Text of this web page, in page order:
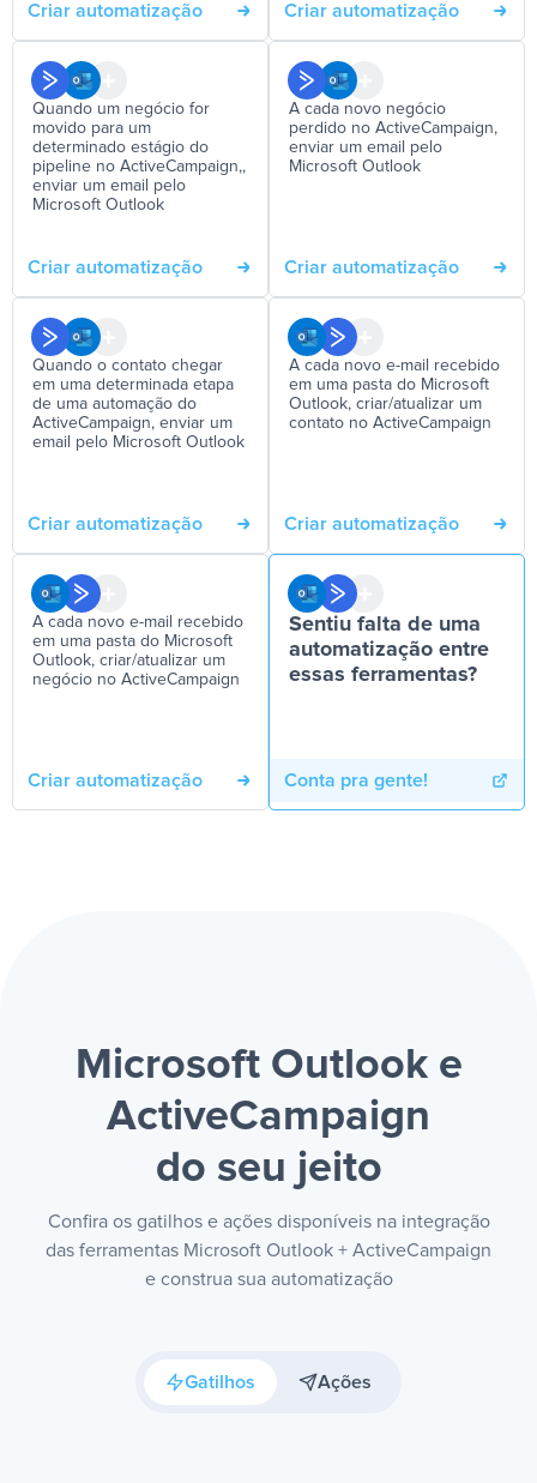
Criar automatização Criar automatização
Quando um negócio for
movido para um
determinado estágio do
pipeline no ActiveCampaign,,
enviar um email pelo
Microsoft Outlook
Criar automatização
A cada novo negócio
perdido no ActiveCampaign,
enviar um email pelo
Microsoft Outlook
Criar automatização
Quando o contato chegar
em uma determinada etapa
de uma automação do
ActiveCampaign, enviar um
email pelo Microsoft Outlook
Criar automatização
A cada novo e-mail recebido
em uma pasta do Microsoft
Outlook, criar/atualizar um
contato no ActiveCampaign
Criar automatização
A cada novo e-mail recebido
em uma pasta do Microsoft
Outlook, criar/atualizar um
negócio no ActiveCampaign
Criar automatização
Sentiu falta de uma
automatização entre
essas ferramentas?
Conta pra gente!
Microsoft Outlook e
ActiveCampaign
do seu jeito
Confira os gatilhos e ações disponíveis na integração
das ferramentas Microsoft Outlook + ActiveCampaign
e construa sua automatização
Gatilhos Ações